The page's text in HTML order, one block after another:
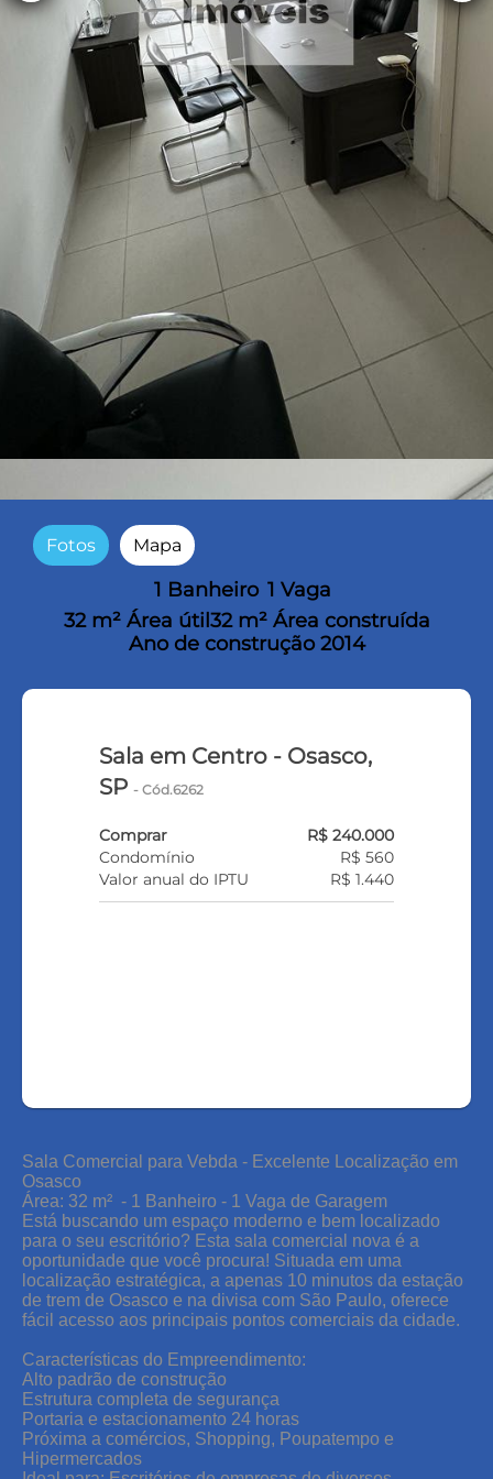
Fotos Mapa
1 Banheiro 1 Vaga
32 m² Área útil 32 m² Área construída
Ano de construção 2014
Sala em Centro - Osasco,
SP- Cód.6262
Comprar
R$ 240.000
Condomínio
R$ 560
Valor anual do IPTU
R$ 1.440
Sala Comercial para Vebda - Excelente Localização em
Osasco
Área: 32 m² - 1 Banheiro - 1 Vaga de Garagem
Está buscando um espaço moderno e bem localizado
para o seu escritório? Esta sala comercial nova é a
oportunidade que você procura! Situada em uma
localização estratégica, a apenas 10 minutos da estação
de trem de Osasco e na divisa com São Paulo, oferece
fácil acesso aos principais pontos comerciais da cidade.
Características do Empreendimento:
Alto padrão de construção
Estrutura completa de segurança
Portaria e estacionamento 24 horas
Próxima a comércios, Shopping, Poupatempo e
Hipermercados